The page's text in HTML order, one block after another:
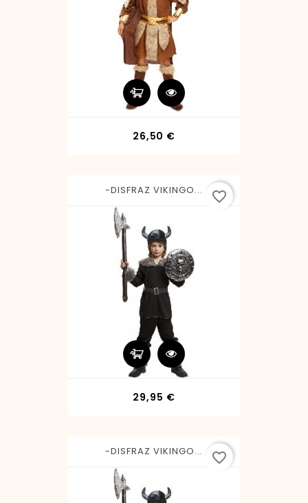
26,50 €
-DISFRAZ VIKINGO...
29,95 €Precio
favorite_border
-DISFRAZ VIKINGO... favorite_border